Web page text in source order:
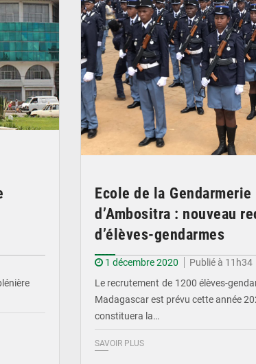
Ecole de la
d’Ambositra : nouveau
d’élèves-gendarmes
1 décembre 2020
Publié à 11h34
Le recrutement de 1200 élèves-
Madagascar est prévu cette année
constituera la…
SAVOIR PLUS